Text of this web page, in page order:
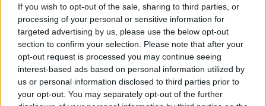
If you wish to opt-out of the sale, sharing to third parties, or
processing of your personal or sensitive information for
targeted advertising by us, please use the below opt-out
section to confirm your selection. Please note that after your
opt-out request is processed you may continue seeing
interest-based ads based on personal information utilized by
us or personal information disclosed to third parties prior to
your opt-out. You may separately opt-out of the further
Ακολουθήστε το Pink.gr στοGoogle Newsκαι